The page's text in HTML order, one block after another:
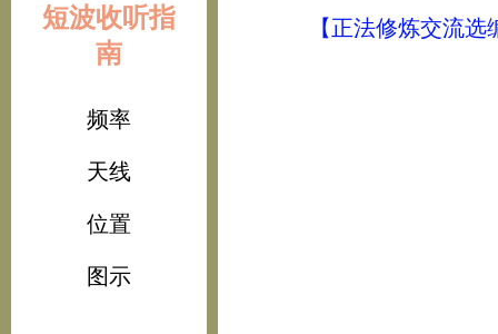
短波收听指
南
频率
天线
位置
图示
【正法修炼交流